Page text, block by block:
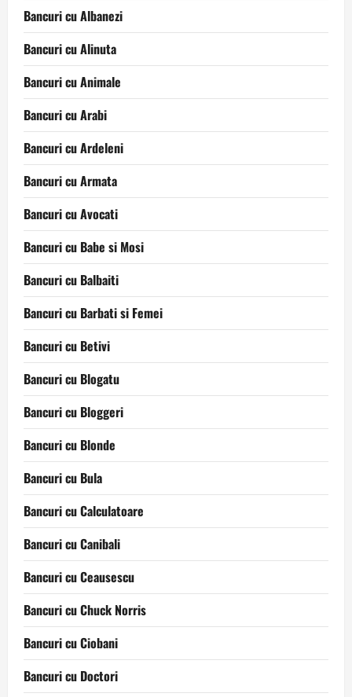
Bancuri cu Albanezi
Bancuri cu Alinuta
Bancuri cu Animale
Bancuri cu Arabi
Bancuri cu Ardeleni
Bancuri cu Armata
Bancuri cu Avocati
Bancuri cu Babe si Mosi
Bancuri cu Balbaiti
Bancuri cu Barbati si Femei
Bancuri cu Betivi
Bancuri cu Blogatu
Bancuri cu Bloggeri
Bancuri cu Blonde
Bancuri cu Bula
Bancuri cu Calculatoare
Bancuri cu Canibali
Bancuri cu Ceausescu
Bancuri cu Chuck Norris
Bancuri cu Ciobani
Bancuri cu Doctori